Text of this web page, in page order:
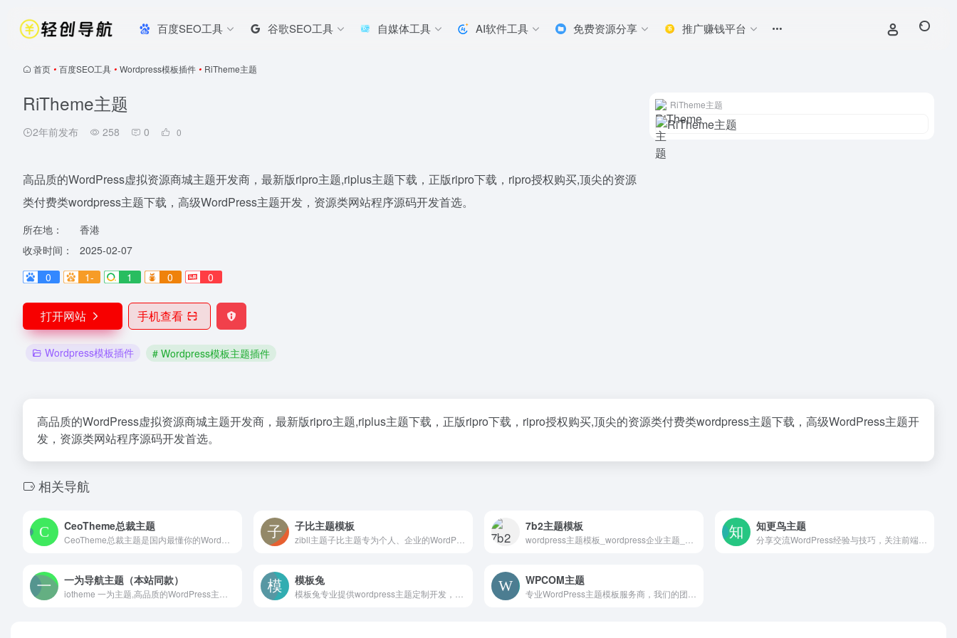
百度SEO工具 谷歌SEO工具 自媒体工具 AI软件工具 免费资源分享 推广赚钱平台
首页 • 百度SEO工具 • Wordpress模板插件 • RiTheme主题
RiTheme主题
2年前发布 258 0 0
高品质的WordPress虚拟资源商城主题开发商，最新版ripro主题,riplus主题下载，正版ripro下载，ripro授权购买,顶尖的资源
类付费类wordpress主题下载，高级WordPress主题开发，资源类网站程序源码开发首选。
所在地：
香港
收录时间：
2025-02-07
0
1- 1 0 0
打开网站 手机查看
Wordpress模板插件 # Wordpress模板主题插件
RiTheme主题
高品质的WordPress虚拟资源商城主题开发商，最新版ripro主题,riplus主题下载，正版ripro下载，ripro授权购买,顶尖的资源类付费类wordpress主题下载，高级WordPress主题开
发，资源类网站程序源码开发首选。
相关导航
CeoTheme总裁主题 子比主题模板 7b2主题模板 知更鸟主题
一为导航主题（本站同款） 模板兔 WPCOM主题